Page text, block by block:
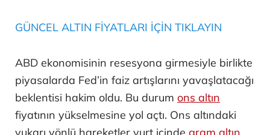
GÜNCEL ALTIN FİYATLARI İÇİN TIKLAYIN
ABD ekonomisinin resesyona girmesiyle birlikte
piyasalarda Fed’in faiz artışlarını yavaşlatacağı
beklentisi hakim oldu. Bu durum ons altın
fiyatının yükselmesine yol açtı. Ons altındaki